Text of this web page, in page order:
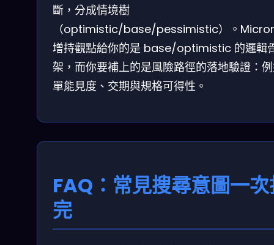
斷，分成情境樹
（optimistic/base/pessimistic）。
增持觀點給你的是 base/optimistic 的邏輯
架，而你要補上的是風險路徑的落地驗證：
單能見度、交期與規格可得性。
FAQ：常見搜尋意圖一
完